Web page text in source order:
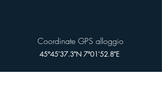
Coordinate GPS alloggio
45°45'37.3"N 7°01'52.8"E